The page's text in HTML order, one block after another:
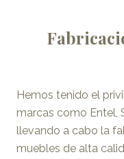
Hemos tenido el
marcas como Entel,
llevando a cabo la
muebles de alta